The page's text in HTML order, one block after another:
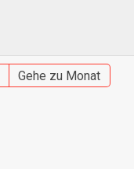
Gehe zu Monat